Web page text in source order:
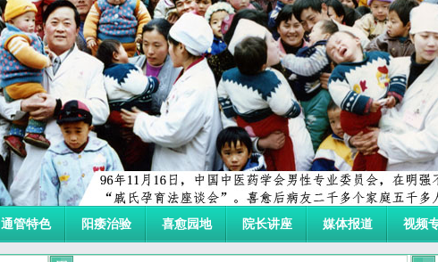
通管特色 阳痿治验 喜愈园地 院长讲座 媒体报道 视频